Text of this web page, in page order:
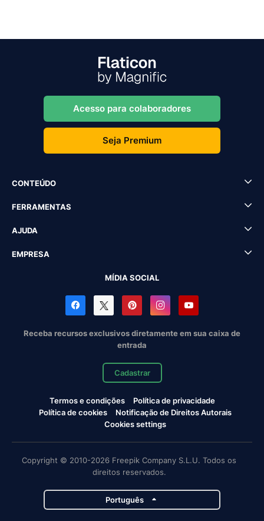
Acesso para colaboradores
Seja Premium
CONTEÚDO
FERRAMENTAS
AJUDA
EMPRESA
MÍDIA SOCIAL
Receba recursos exclusivos diretamente em sua caixa de
entrada
Cadastrar
Termos e condições
Política de privacidade
Política de cookies
Notificação de Direitos Autorais
Cookies settings
Copyright © 2010-2026 Freepik Company S.L.U. Todos os
direitos reservados.
Português